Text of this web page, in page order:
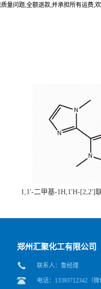
问题,全额退款,并承担所有运费,
1,1'-二甲基-1H,1'H-[2,2']
质量保障，联咪唑
郑州汇聚化工有限公司
联系人：鲁经理
电话：13393712342（